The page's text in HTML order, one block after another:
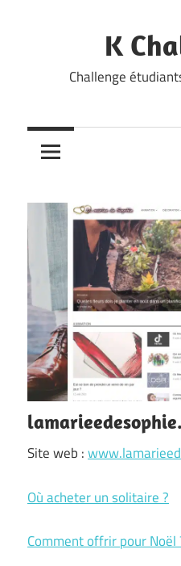
K
Challenge
Site web :
Où acheter un solitaire ?
Comment offrir pour Noël